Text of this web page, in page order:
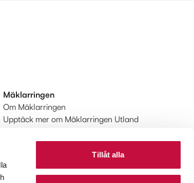
Tillåt alla
Mäklarringen
Om Mäklarringen
Upptäck mer om Mäklarringen Utland